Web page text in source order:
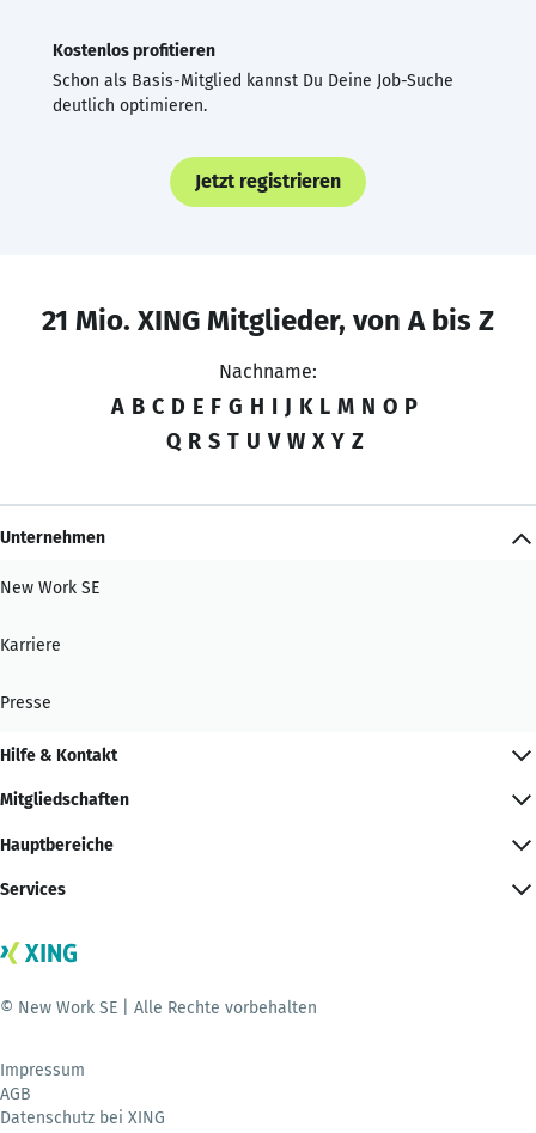
Kostenlos profitieren
Schon als Basis-Mitglied kannst Du Deine Job-Suche
deutlich optimieren.
Jetzt registrieren
21 Mio. XING Mitglieder, von A bis Z
Nachname:
A B C D E F G H I J K L M N O P
Q R S T U V W X Y Z
Unternehmen
New Work SE
Karriere
Presse
Hilfe & Kontakt
Mitgliedschaften
Hauptbereiche
Services
© New Work SE | Alle Rechte vorbehalten
Impressum
AGB
Datenschutz bei XING